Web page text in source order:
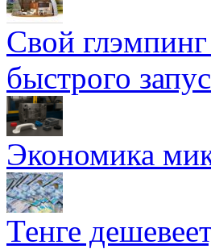
Свой
быстрого
Экономика
Тенге